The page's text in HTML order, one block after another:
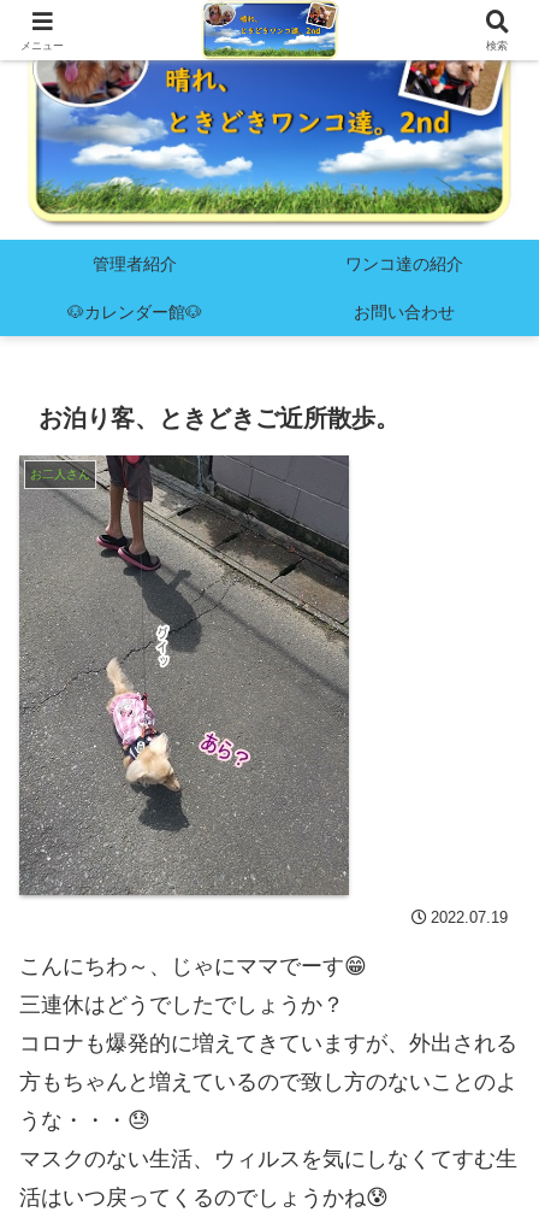
管理者紹介 ワンコ達の紹介
🐶カレンダー館🐶 お問い合わせ
お泊り客、ときどきご近所散歩。
お二人さん
2022.07.19
こんにちわ～、じゃにママでーす😁
三連休はどうでしたでしょうか？
コロナも爆発的に増えてきていますが、外出される
方もちゃんと増えているので致し方のないことのよ
うな・・・😓
マスクのない生活、ウィルスを気にしなくてすむ生
活はいつ戻ってくるのでしょうかね😰
メニュー 検索